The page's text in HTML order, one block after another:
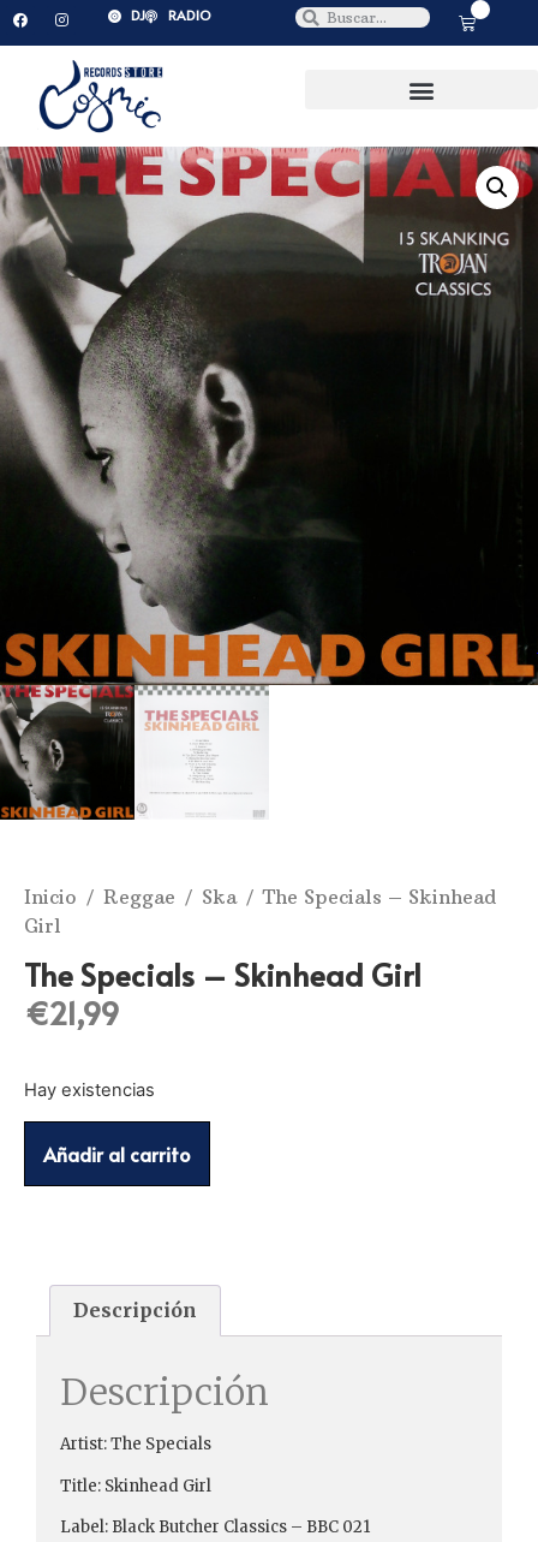
DJ RADIO
Inicio / Reggae / Ska/ The Specials – Skinhead
Girl
The Specials – Skinhead Girl
€21,99
Hay existencias
Añadir al carrito
Descripción
Descripción
Artist: The Specials
Title: Skinhead Girl
Label: Black Butcher Classics – BBC 021